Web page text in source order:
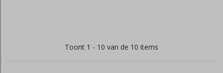
Toont 1 - 10 van de 10 items